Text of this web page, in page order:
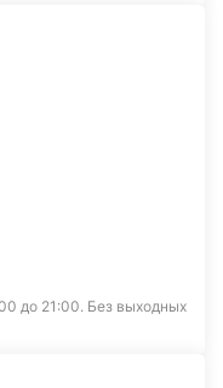
до 21:00. Без выходных